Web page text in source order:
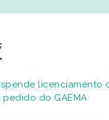
licenciamento
do GAEMA